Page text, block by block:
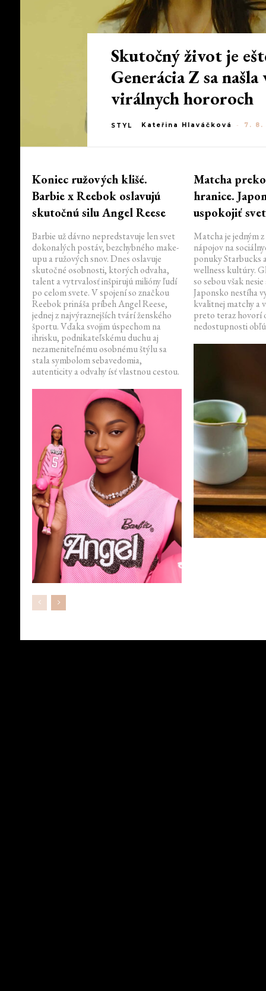
Skutočný život je
Generácia Z sa našla
virálnych hororoch
STYL Kateřina Hlaváčková - 7. 8.
Koniec ružových klišé.
Barbie x Reebok oslavujú
skutočnú silu Angel Reese
Barbie už dávno nepredstavuje len svet
dokonalých postáv, bezchybného make-
upu a ružových snov. Dnes oslavuje
skutočné osobnosti, ktorých odvaha,
talent a vytrvalosť inšpirujú milióny ľudí
po celom svete. V spojení so značkou
Reebok prináša príbeh Angel Reese,
jednej z najvýraznejších tvárí ženského
športu. Vďaka svojim úspechom na
ihrisku, podnikateľskému duchu aj
nezameniteľnému osobnému štýlu sa
stala symbolom sebavedomia,
autenticity a odvahy ísť vlastnou cestou.
Matcha
hranice.
uspokojiť
Matcha je jedným
nápojov na
ponuky Starbucks
wellness kultúry.
so sebou však
Japonsko nestíha
kvalitnej matchy a
preto teraz hovorí
nedostupnosti